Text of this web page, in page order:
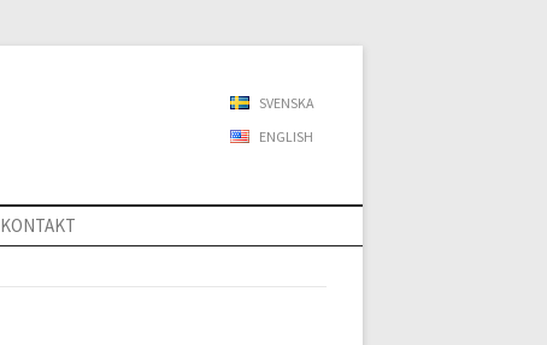
SVENSKA
ENGLISH
KONTAKT